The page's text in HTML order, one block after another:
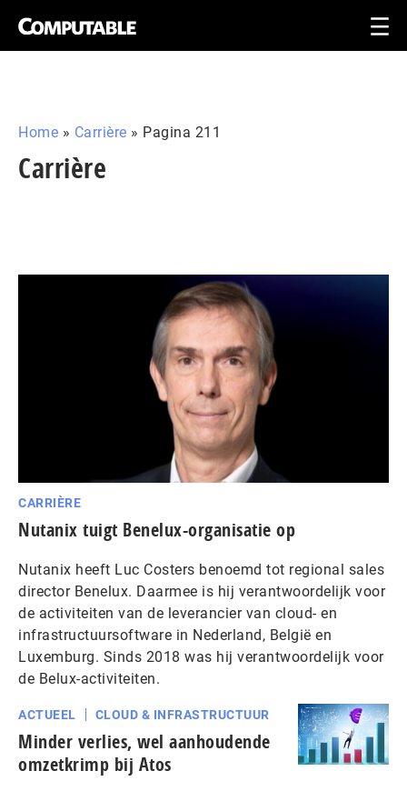
Home » Carrière » Pagina 211
Carrière
CARRIÈRE
Nutanix tuigt Benelux-organisatie op
Nutanix heeft Luc Costers benoemd tot regional sales
director Benelux. Daarmee is hij verantwoordelijk voor
de activiteiten van de leverancier van cloud- en
infrastructuursoftware in Nederland, België en
Luxemburg. Sinds 2018 was hij verantwoordelijk voor
de Belux-activiteiten.
ACTUEEL CLOUD & INFRASTRUCTUUR
Minder verlies, wel aanhoudende
omzetkrimp bij Atos